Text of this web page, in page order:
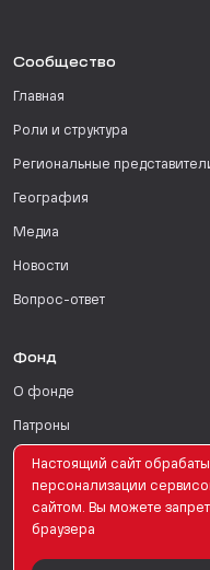
Сообщество
Главная
Роли и структура
Региональные
География
Медиа
Новости
Вопрос-ответ
Фонд
О фонде
Патроны
Поддержать
Для СМИ
Настоящий сайт
персонализации
сайтом. Вы можете
браузера